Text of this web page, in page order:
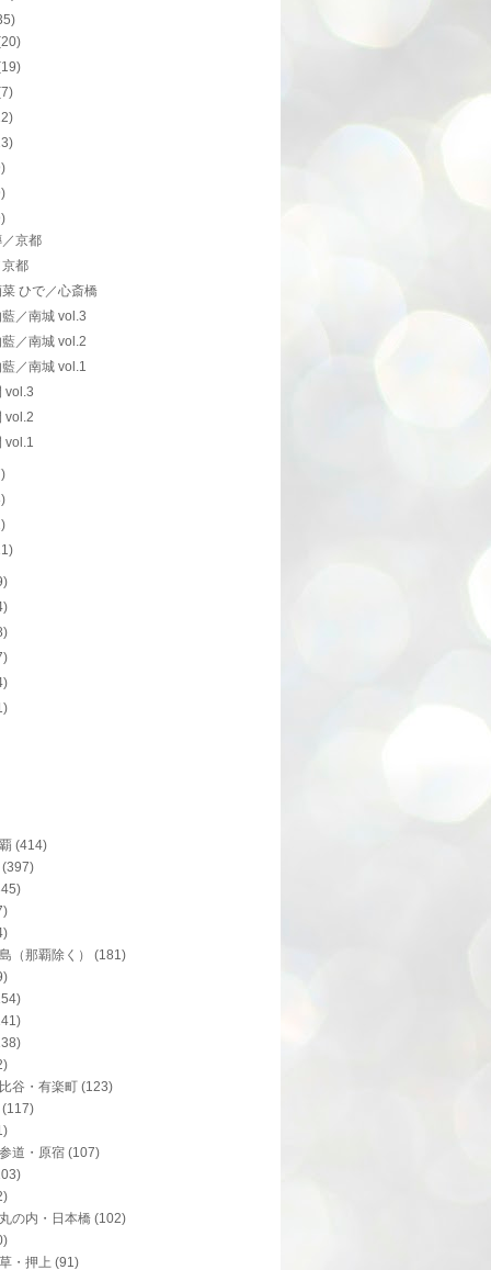
京都
都
ひで／心斎橋
／南城 vol.3
／南城 vol.2
／南城 vol.1
vol.3
vol.2
vol.1
(414)
(397)
（那覇除く）
(181)
谷・有楽町 (123)
(117)
道・原宿 (107)
の内・日本橋 (102)
・押上 (91)